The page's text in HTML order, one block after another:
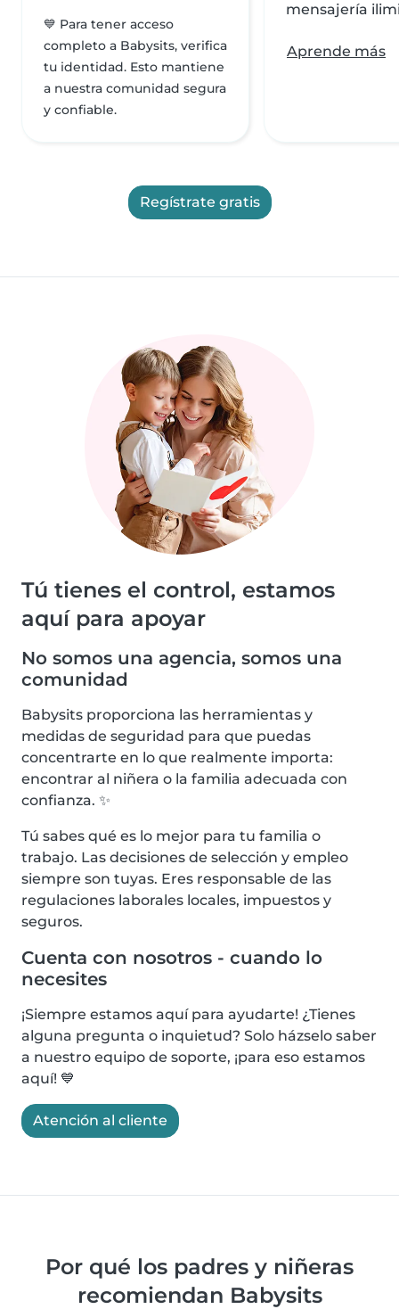
💙 Para tener acceso
completo a Babysits, verifica
tu identidad. Esto mantiene
a nuestra comunidad segura
y confiable.
mensajería
Aprende más
Regístrate gratis
Tú tienes el control, estamos
aquí para apoyar
No somos una agencia, somos una
comunidad
Babysits proporciona las herramientas y
medidas de seguridad para que puedas
concentrarte en lo que realmente importa:
encontrar al niñera o la familia adecuada con
confianza. ✨
Tú sabes qué es lo mejor para tu familia o
trabajo. Las decisiones de selección y empleo
siempre son tuyas. Eres responsable de las
regulaciones laborales locales, impuestos y
seguros.
Cuenta con nosotros - cuando lo
necesites
¡Siempre estamos aquí para ayudarte! ¿Tienes
alguna pregunta o inquietud? Solo házselo saber
a nuestro equipo de soporte, ¡para eso estamos
aquí! 💙
Atención al cliente
Por qué los padres y niñeras
recomiendan Babysits